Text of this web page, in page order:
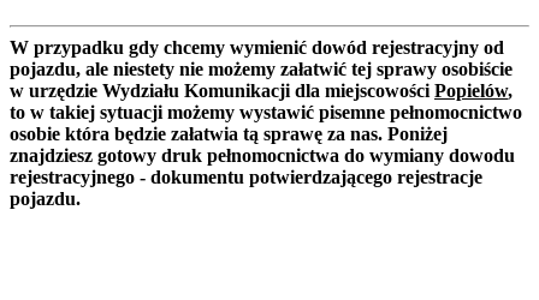
W przypadku gdy chcemy wymienić dowód rejestracyjny od
pojazdu, ale niestety nie możemy załatwić tej sprawy osobiście
w urzędzie Wydziału Komunikacji dla miejscowości Popielów,
to w takiej sytuacji możemy wystawić pisemne pełnomocnictwo
osobie która będzie załatwia tą sprawę za nas. Poniżej
znajdziesz gotowy druk pełnomocnictwa do wymiany dowodu
rejestracyjnego - dokumentu potwierdzającego rejestracje
pojazdu.